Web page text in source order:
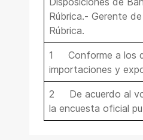
Rúbrica.- Gerente
Rúbrica.
1 Conforme a los
importaciones y
2 De acuerdo al
la encuesta oficial